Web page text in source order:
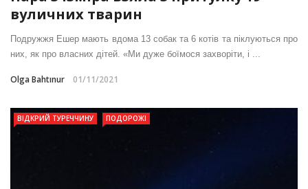
вуличних тварин
Подружжя Ешер мають вдома 13 собак та 6 котів та піклуються про
них, як про власних дітей. «Ми дуже боїмося захворіти, і ...
Olga Bahtınur 01/11/2021
ВІДКРИЙ ТУРЕЧЧИНУ ПОДОРОЖІ